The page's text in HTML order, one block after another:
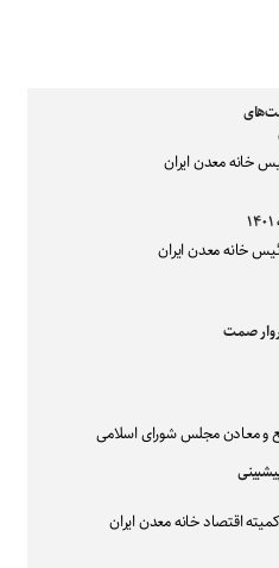
خانه معدن ایران
خانه معدن ایران
صمت
و معادن مجلس شورای اسلامی
اقتصاد خانه معدن ایران